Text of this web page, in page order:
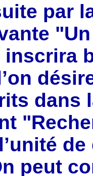
par
dans
peut